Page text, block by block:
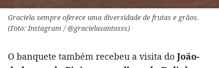
Graciela sempre oferece uma diversidade de frutas e grãos.
(Foto: Instagram / @gracielasantosss)
O banquete também recebeu a visita do João-